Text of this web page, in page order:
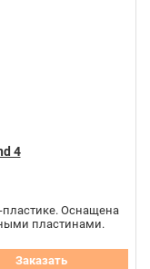
4
пластике. Оснащена
пластинами.
Заказать